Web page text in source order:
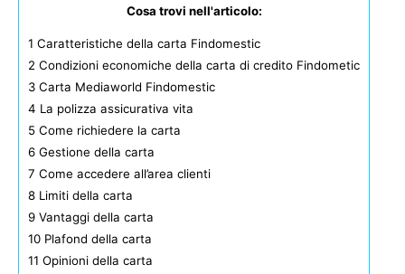
Cosa trovi nell'articolo:
1 Caratteristiche della carta Findomestic
2 Condizioni economiche della carta di credito Findometic
3 Carta Mediaworld Findomestic
4 La polizza assicurativa vita
5 Come richiedere la carta
6 Gestione della carta
7 Come accedere all’area clienti
8 Limiti della carta
9 Vantaggi della carta
10 Plafond della carta
11 Opinioni della carta